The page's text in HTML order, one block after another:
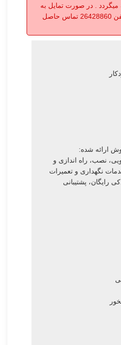
میگردد . در صورت تمایل به
واردات این محصول با تلفن 26428860 تماس حاصل
ارائه شده:
نصب، راه اندازی و
نگهداری و تعمیرات
رایگان، پشتیبانی